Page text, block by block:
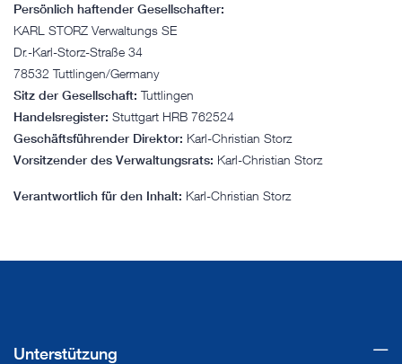
Persönlich haftender Gesellschafter:
KARL STORZ Verwaltungs SE
Dr.-Karl-Storz-Straße 34
78532 Tuttlingen/Germany
Sitz der Gesellschaft: Tuttlingen
Handelsregister: Stuttgart HRB 762524
Geschäftsführender Direktor: Karl-Christian Storz
Vorsitzender des Verwaltungsrats: Karl-Christian Storz
Verantwortlich für den Inhalt: Karl-Christian Storz
Unterstützung